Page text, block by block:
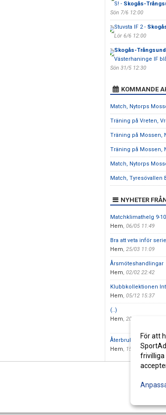
S! - Skogås-
Sön 7/6 12:00
Stuvsta IF 2 -
Lör 6/6 12:00
Skogås-
Västerhaninge IF
Sön 31/5 12:30
KOMMANDE
Match, Nytorps
Träning på Vreten,
Träning på Mossen,
Träning på Mossen,
Match, Nytorps
Match, Tyresövallen
NYHETER
Matchklimathelg 9-
Hem, 06/05 11:49
Bra att veta inför
Hem, 25/03 11:09
Årsmöteshandlingar
Hem, 02/02 22:42
Klubbkollektionen
Hem, 05/12 15:37
(..)
Hem, 20/06 12:18
Återbruk av
Hem, 15/09 15:52
För att
frivilliga